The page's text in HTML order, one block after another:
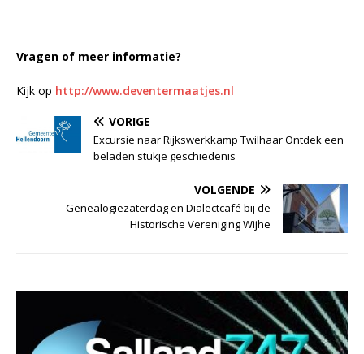
Vragen of meer informatie?
Kijk op http://www.deventermaatjes.nl
VORIGE
Excursie naar Rijkswerkkamp Twilhaar Ontdek een
beladen stukje geschiedenis
VOLGENDE
Genealogiezaterdag en Dialectcafé bij de
Historische Vereniging Wijhe